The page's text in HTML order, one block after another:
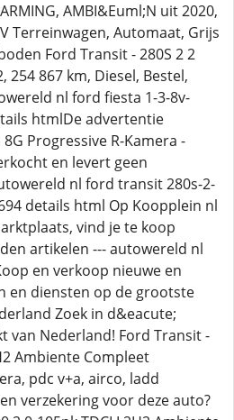
AMBI&Euml;N uit 2020,
Terreinwagen, Automaat, Grijs
Ford Transit - 280S 2 2
254 867 km, Diesel, Bestel,
nl ford fiesta 1-3-8v-
htmlDe advertentie
Progressive R-Kamera -
en levert geen
nl ford transit 280s-2-
details html Op Koopplein nl
vind je te koop
artikelen --- autowereld nl
en verkoop nieuwe en
en diensten op de grootste
Zoek in d&eacute;
van Nederland! Ford Transit -
Ambiente Compleet
pdc v+a, airco, ladd
verzekering voor deze auto?